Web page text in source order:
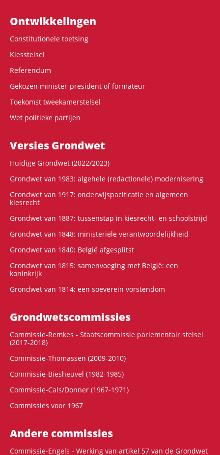
Ontwikke­lingen
Constitutionele toetsing
Kiesstelsel
Referendum
Gekozen minister-president of formateur
Toekomst tweekamerstelsel
Wet politieke partijen
Versies Grondwet
Huidige Grondwet (2022/2023)
Grondwet van 1983: algehele (redactionele) modernisering
Grondwet van 1917: onderwijspacificatie en algemeen
kiesrecht
Grondwet van 1887: tussenstap in kiesrecht- en schoolstrijd
Grondwet van 1848: ministeriële verantwoordelijkheid
Grondwet van 1840: België afgesplitst
Grondwet van 1815: samenvoeging met België: een
koninkrijk
Grondwet van 1814: een soeverein vorstendom
Grondwets­commissies
Commissie-Remkes - Staatscommissie parlementair stelsel
(2017-2018)
Commissie-Thomassen (2009-2010)
Commissie-Biesheuvel (1982-1985)
Commissie-Cals/Donner (1967-1971)
Commissies voor 1967
Andere commissies
Commissie-Engels - Werking van artikel 57 van de Grondwet